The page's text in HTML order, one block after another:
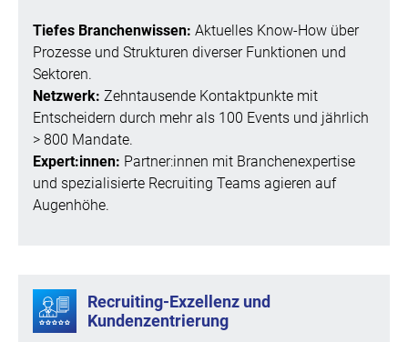
Tiefes Branchenwissen: Aktuelles Know-How über
Prozesse und Strukturen diverser Funktionen und
Sektoren.
Netzwerk: Zehntausende Kontaktpunkte mit
Entscheidern durch mehr als 100 Events und jährlich
> 800 Mandate.
Expert:innen: Partner:innen mit Branchenexpertise
und spezialisierte Recruiting Teams agieren auf
Augenhöhe.
Recruiting-Exzellenz und
Kundenzentrierung